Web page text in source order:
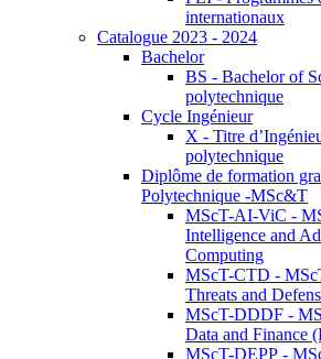
internationaux
Catalogue 2023 - 2024
Bachelor
BS - Bachelor of
polytechnique
Cycle Ingénieur
X - Titre
polytechnique
Diplôme de formation
Polytechnique -MSc&T
MScT-AI-ViC -
Intelligence and
Computing
MScT-CTD -
Threats and
MScT-DDDF -
Data and Finance
MScT-DEPP -